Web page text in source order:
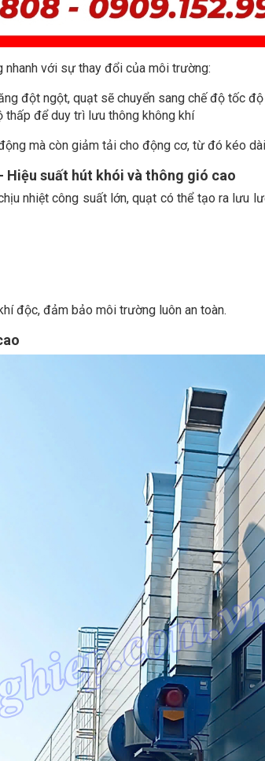
với sự thay đổi của môi trường:
đột ngột, quạt sẽ chuyển sang chế độ tốc độ
thấp để duy trì lưu thông không khí
mà còn giảm tải cho động cơ, từ đó kéo
Hiệu suất hút khói và thông gió cao
nhiệt công suất lớn, quạt có thể tạo ra lưu
độc, đảm bảo môi trường luôn an toàn.